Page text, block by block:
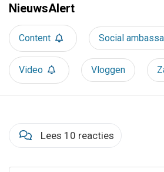
NieuwsAlert
Content Social
Video Vloggen
Lees 10 reacties